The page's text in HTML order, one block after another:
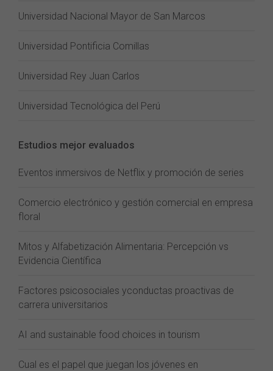
Universidad Nacional Mayor de San Marcos
Universidad Pontificia Comillas
Universidad Rey Juan Carlos
Universidad Tecnológica del Perú
Estudios mejor evaluados
Eventos inmersivos de Netflix y promoción de series
Comercio electrónico y gestión comercial en empresa
floral
Mitos y Alfabetización Alimentaria: Percepción vs
Evidencia Científica
Factores psicosociales yconductas proactivas de
carrera universitarios
AI and sustainable food choices in tourism
Cual es el papel que juegan los jóvenes en